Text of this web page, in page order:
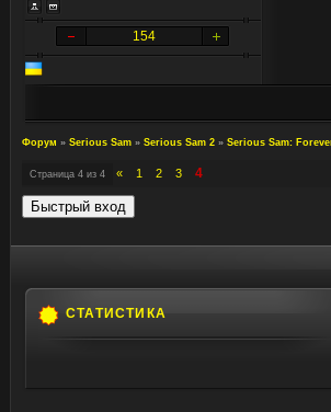
154
Форум » Serious Sam » Serious Sam 2 » Serious Sam:
Страница 4 из 4 « 1 2 3 4
СТАТИСТИКА